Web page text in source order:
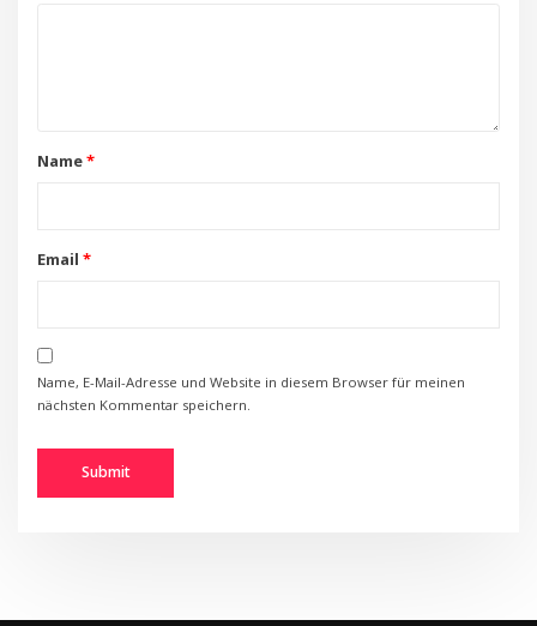
Name*
Email *
Name, E-Mail-Adresse und Website in diesem Browser für meinen
nächsten Kommentar speichern.